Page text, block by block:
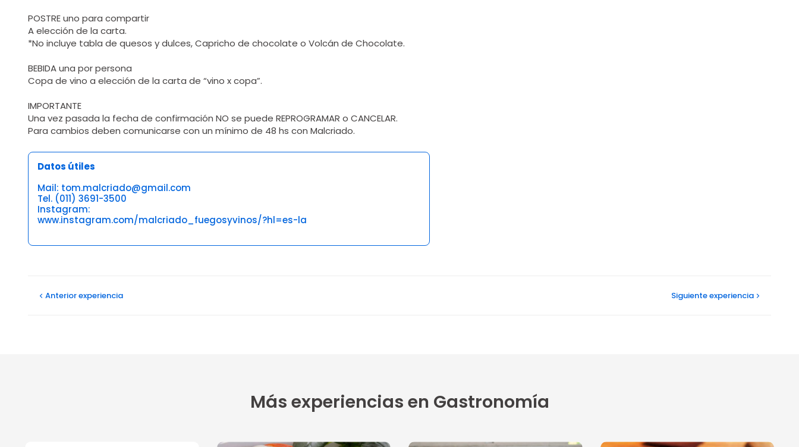
POSTRE uno para compartir
A elección de la carta.
*No incluye tabla de quesos y dulces, Capricho de chocolate o Volcán de Chocolate.
BEBIDA una por persona
Copa de vino a elección de la carta de “vino x copa”.
IMPORTANTE
Una vez pasada la fecha de confirmación NO se puede REPROGRAMAR o CANCELAR.
Para cambios deben comunicarse con un mínimo de 48 hs con Malcriado.
Datos útiles
Mail: tom.malcriado@gmail.com
Tel. (011) 3691-3500
Instagram:
www.instagram.com/malcriado_fuegosyvinos/?hl=es-la
Buenas ambientación, excelente atención, buena comida (a pun...
5
Anteriorexperiencia Siguienteexperiencia
Más experiencias en Gastronomía